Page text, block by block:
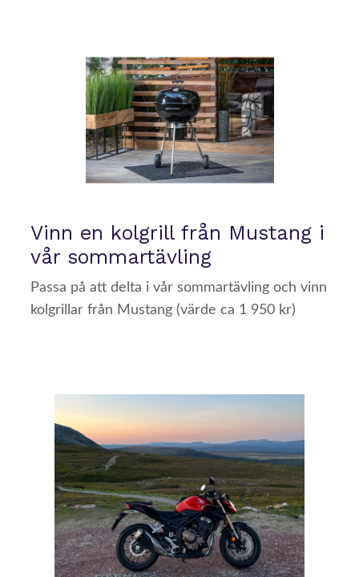
Vinn en kolgrill från Mustang i
vår sommartävling
Passa på att delta i vår sommartävling och vinn
kolgrillar från Mustang (värde ca 1 950 kr)